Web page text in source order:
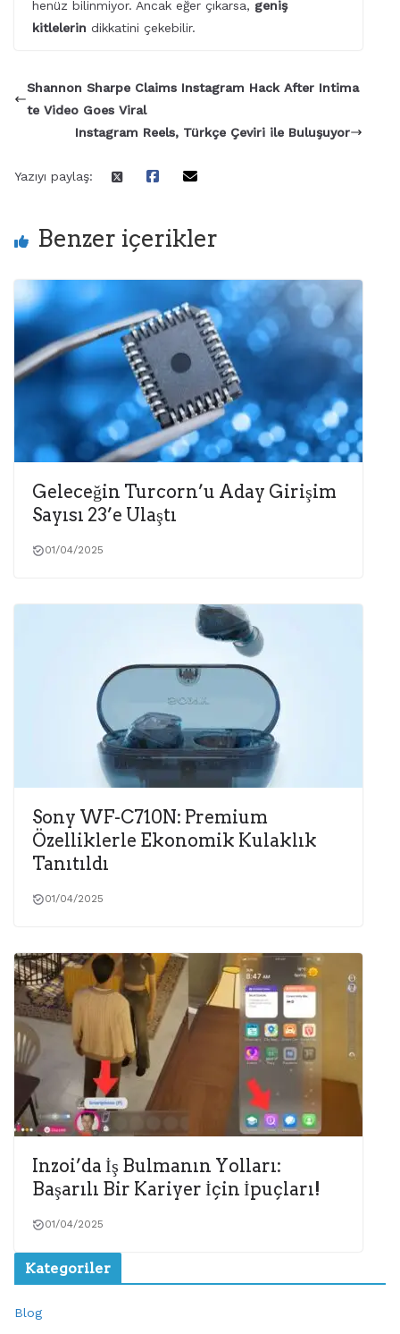
henüz bilinmiyor. Ancak eğer çıkarsa, geniş
kitlelerin dikkatini çekebilir.
Shannon Sharpe Claims Instagram Hack After Intima
te Video Goes Viral
Instagram Reels, Türkçe Çeviri ile Buluşuyor
Yazıyı paylaş:
Benzer içerikler
Geleceğin Turcorn’u Aday Girişim
Sayısı 23’e Ulaştı
01/04/2025
Sony WF-C710N: Premium
Özelliklerle Ekonomik Kulaklık
Tanıtıldı
01/04/2025
Inzoi’da İş Bulmanın Yolları:
Başarılı Bir Kariyer İçin İpuçları!
01/04/2025
Kategoriler
Blog